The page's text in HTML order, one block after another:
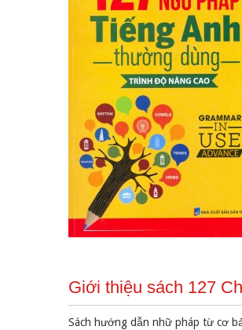
Giới thiệu sách 127
Sách hướng dẫn nhữ pháp từ cơ